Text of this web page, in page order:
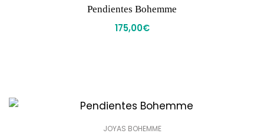
Pendientes Bohemme
175,00€
JOYAS BOHEMME